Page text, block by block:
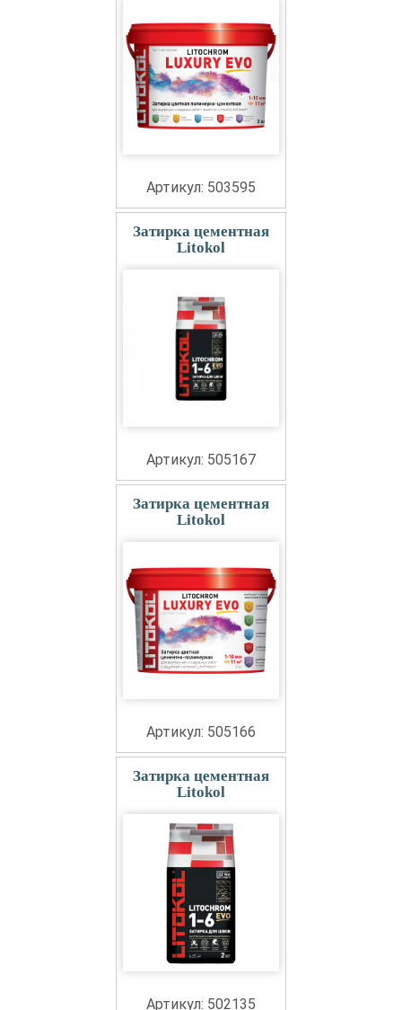
Артикул: 503595
Затирка цементная
Litokol
Артикул: 505167
Затирка цементная
Litokol
Артикул: 505166
Затирка цементная
Litokol
Артикул: 502135